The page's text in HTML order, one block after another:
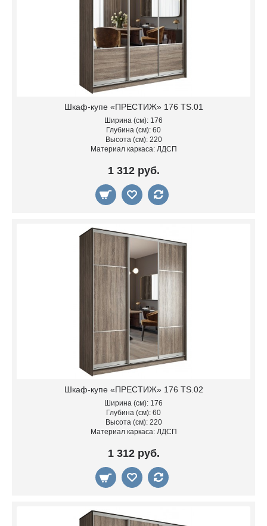
Шкаф-купе «ПРЕСТИЖ» 176 TS.01
Ширина (см): 176
Глубина (см): 60
Высота (см): 220
Материал каркаса: ЛДСП
1 312 руб.
Шкаф-купе «ПРЕСТИЖ» 176 TS.02
Ширина (см): 176
Глубина (см): 60
Высота (см): 220
Материал каркаса: ЛДСП
1 312 руб.